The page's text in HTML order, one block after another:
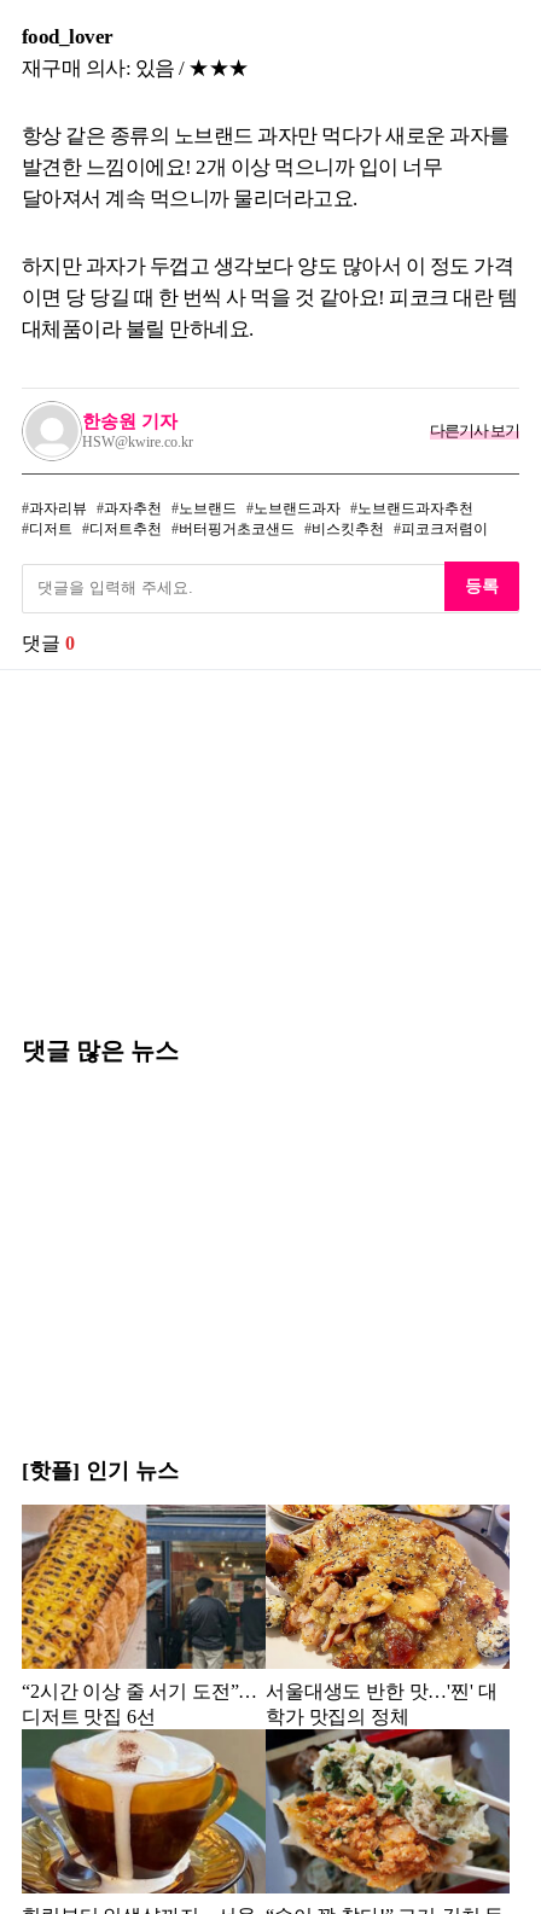
food_lover
재구매 의사: 있음 / ★★★
항상 같은 종류의 노브랜드 과자만 먹다가 새로운 과자를
발견한 느낌이에요! 2개 이상 먹으니까 입이 너무
달아져서 계속 먹으니까 물리더라고요.
하지만 과자가 두껍고 생각보다 양도 많아서 이 정도 가격
이면 당 당길 때 한 번씩 사 먹을 것 같아요! 피코크 대란 템
대체품이라 불릴 만하네요.
한송원 기자
HSW@kwire.co.kr
다른기사 보기
과자리뷰 과자추천 노브랜드 노브랜드과자
노브랜드과자추천
디저트
디저트추천 버터핑거초코샌드 비스킷추천 피코크저렴이
등록
댓글 0
댓글 많은 뉴스
[핫플] 인기 뉴스
“2시간 이상 줄 서기 도전”…
디저트 맛집 6선
서울대생도 반한 맛…'찐' 대
학가 맛집의 정체